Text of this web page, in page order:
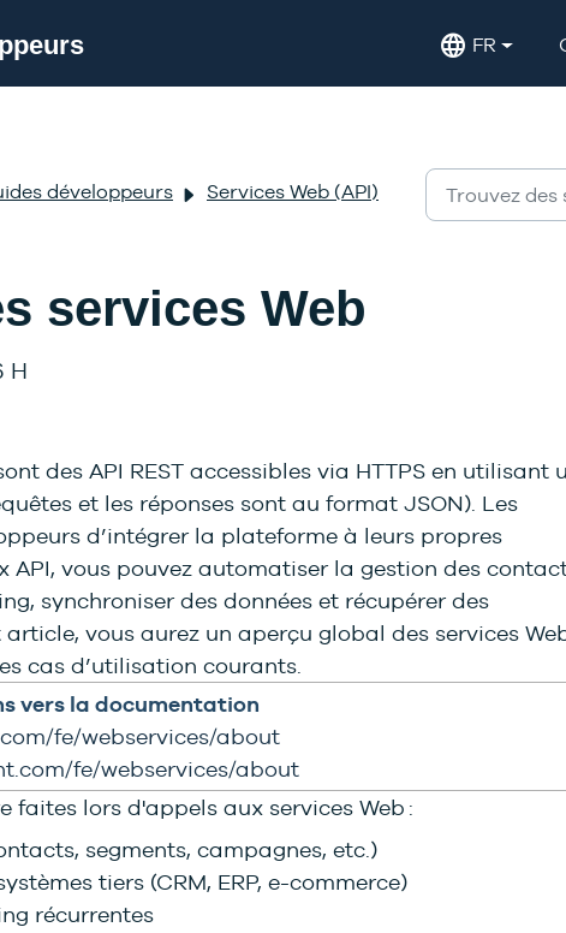
language FR
développeurs Services Web (API)
services Web
H
des API REST accessibles via HTTPS en utilisant
et les réponses sont au format JSON). Les
d’intégrer la plateforme à leurs propres
API, vous pouvez automatiser la gestion des
synchroniser des données et récupérer des
vous aurez un aperçu global des services
cas d’utilisation courants.
vers la documentation
fe/webservices/about
fe/webservices/about
faites lors d'appels aux services Web :
segments, campagnes, etc.)
tiers (CRM, ERP, e-commerce)
récurrentes